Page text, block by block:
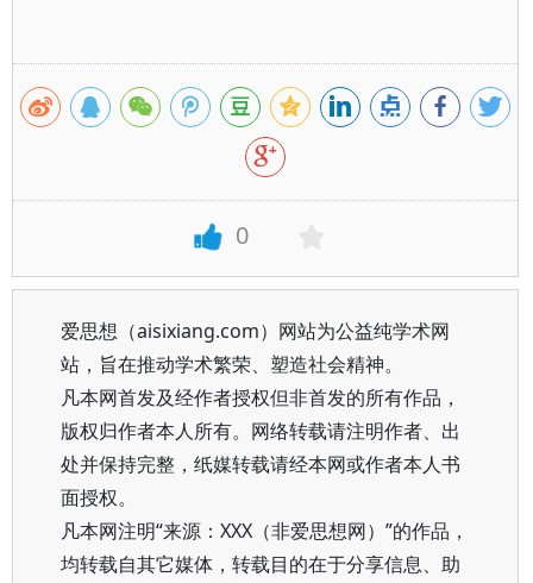
0
爱思想（aisixiang.com）网站为公益纯学术网
站，旨在推动学术繁荣、塑造社会精神。
凡本网首发及经作者授权但非首发的所有作品，
版权归作者本人所有。网络转载请注明作者、出
处并保持完整，纸媒转载请经本网或作者本人书
面授权。
凡本网注明“来源：XXX（非爱思想网）”的作品，
均转载自其它媒体，转载目的在于分享信息、助